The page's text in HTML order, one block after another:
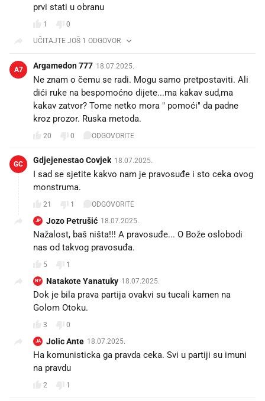
prvi stati u obranu
1
0
UČITAJTE JOŠ 1 ODGOVOR
A7 Argamedon 777 18.07.2025.
Ne znam o čemu se radi. Mogu samo pretpostaviti. Ali
dići ruke na bespomoćno dijete...ma kakav sud,ma
kakav zatvor? Tome netko mora " pomoći" da padne
kroz prozor. Ruska metoda.
20 0 ODGOVORITE
GC Gdjejenestao Covjek 18.07.2025.
I sad se sjetite kakvo nam je pravosuđe i sto ceka ovog
monstruma.
21 1 ODGOVORITE
JP Jozo Petrušić 18.07.2025.
Nažalost, baš ništa!!! A pravosuđe... O Bože oslobodi
nas od takvog pravosuđa.
5 1
NY Natakote Yanatuky 18.07.2025.
Dok je bila prava partija ovakvi su tucali kamen na
Golom Otoku.
3 0
JA Jolic Ante 18.07.2025.
Ha komunisticka ga pravda ceka. Svi u partiji su imuni
na pravdu🤮
2 1